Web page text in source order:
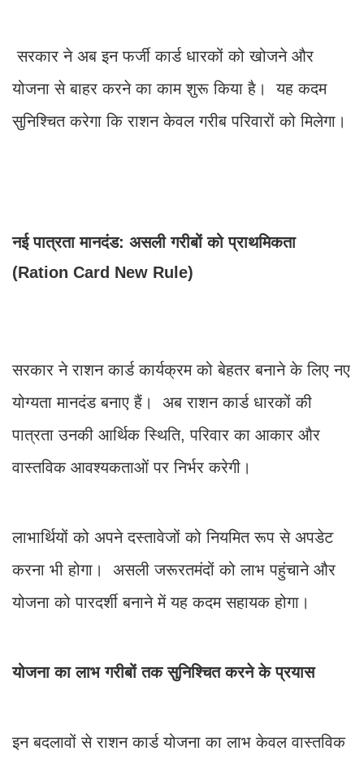
सरकार ने अब इन फर्जी कार्ड धारकों को खोजने और
योजना से बाहर करने का काम शुरू किया है। यह कदम
सुनिश्चित करेगा कि राशन केवल गरीब परिवारों को मिलेगा।
नई पात्रता मानदंड: असली गरीबों को प्राथमिकता
(Ration Card New Rule)
सरकार ने राशन कार्ड कार्यक्रम को बेहतर बनाने के लिए नए
योग्यता मानदंड बनाए हैं। अब राशन कार्ड धारकों की
पात्रता उनकी आर्थिक स्थिति, परिवार का आकार और
वास्तविक आवश्यकताओं पर निर्भर करेगी।
लाभार्थियों को अपने दस्तावेजों को नियमित रूप से अपडेट
करना भी होगा। असली जरूरतमंदों को लाभ पहुंचाने और
योजना को पारदर्शी बनाने में यह कदम सहायक होगा।
योजना का लाभ गरीबों तक सुनिश्चित करने के प्रयास
इन बदलावों से राशन कार्ड योजना का लाभ केवल वास्तविक